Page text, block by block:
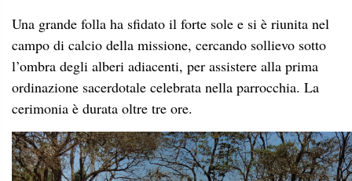
Una grande folla ha sfidato il forte sole e si è riunita nel
campo di calcio della missione, cercando sollievo sotto
l’ombra degli alberi adiacenti, per assistere alla prima
ordinazione sacerdotale celebrata nella parrocchia. La
cerimonia è durata oltre tre ore.